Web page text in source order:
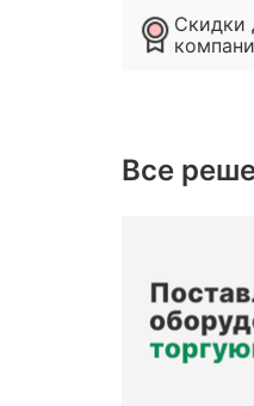
Скидки
Все